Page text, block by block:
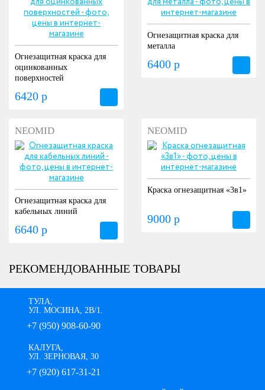
Огнезащитная краска для
оцинкованных
поверхностей
6420 р
Огнезащитная краска для
металла
6400 р
NEOMID
Огнезащитная краска для
кабельных линий
6640 р
NEOMID
Краска огнезащитная «3в1»
9000 р
РЕКОМЕНДОВАННЫЕ ТОВАРЫ
ТУЛА,
УЛ. МОСИНА, 2В/1.
+7 (950) 908-60-90
КАЛУГА,
УЛ. ЗЕРНОВАЯ, 30
+7 (920) 617-31-21